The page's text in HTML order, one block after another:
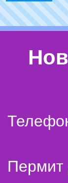
Пермит